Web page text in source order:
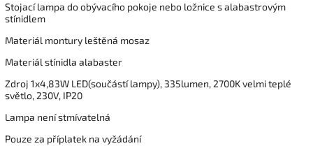
Stojací lampa do obývacího pokoje nebo ložnice s alabastrovým
stínidlem
Materiál montury leštěná mosaz
Materiál stínidla alabaster
Zdroj 1x4,83W LED(součástí lampy), 335lumen, 2700K velmi teplé
světlo, 230V, IP20
Lampa není stmívatelná
Pouze za příplatek na vyžádání